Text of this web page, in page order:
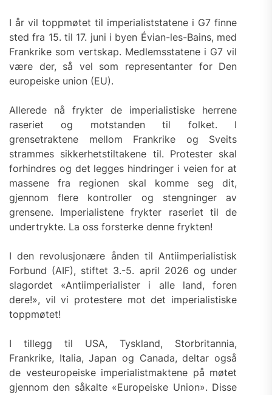
I år vil toppmøtet til imperialiststatene i G7 finne
sted fra 15. til 17. juni i byen Évian-les-Bains, med
Frankrike som vertskap. Medlemsstatene i G7 vil
være der, så vel som representanter for Den
europeiske union (EU).
Allerede nå frykter de imperialistiske herrene
raseriet og motstanden til folket. I
grensetraktene mellom Frankrike og Sveits
strammes sikkerhetstiltakene til. Protester skal
forhindres og det legges hindringer i veien for at
massene fra regionen skal komme seg dit,
gjennom flere kontroller og stengninger av
grensene. Imperialistene frykter raseriet til de
undertrykte. La oss forsterke denne frykten!
I den revolusjonære ånden til Antiimperialistisk
Forbund (AIF), stiftet 3.-5. april 2026 og under
slagordet «Antiimperialister i alle land, foren
dere!», vil vi protestere mot det imperialistiske
toppmøtet!
I tillegg til USA, Tyskland, Storbritannia,
Frankrike, Italia, Japan og Canada, deltar også
de vesteuropeiske imperialistmaktene på møtet
gjennom den såkalte «Europeiske Union». Disse